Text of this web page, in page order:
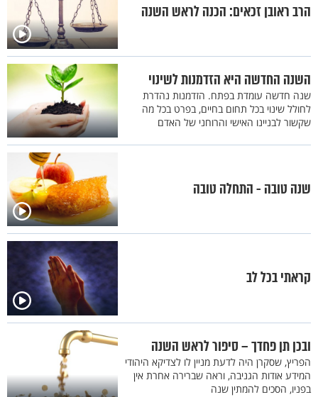
הרב ראובן זכאים: הכנה לראש השנה
השנה החדשה היא הזדמנות לשינוי
שנה חדשה עומדת בפתח. הזדמנות נהדרת
לחולל שינוי בכל תחום בחיים, בפרט בכל מה
שקשור לבניינו האישי והרוחני של האדם
שנה טובה - התחלה טובה
קראתי בכל לב
ובכן תן פחדך – סיפור לראש השנה
הפריץ, שסקרן היה לדעת מניין לו לצדיקא היהודי
המידע אודות הגניבה, וראה שברירה אחרת אין
בפניו, הסכים להמתין שנה